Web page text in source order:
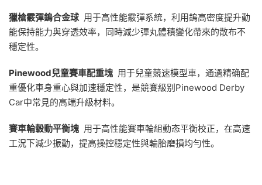
獵槍霰彈鎢合金球 用于高性能霰彈系統，利用鎢高密度提升動
能保持能力與穿透效率，同時減少彈丸體積變化帶來的散布不
穩定性。
Pinewood兒童賽車配重塊 用于兒童競速模型車，通過精确配
重優化車身重心與加速穩定性，是競賽級别Pinewood Derby
Car中常見的高端升級材料。
賽車輪毂動平衡塊 用于高性能賽車輪組動态平衡校正，在高速
工況下減少振動，提高操控穩定性與輪胎磨損均勻性。